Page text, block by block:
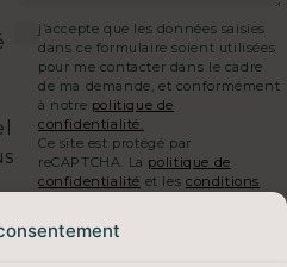
j’accepte que les données saisies
dans ce formulaire soient utilisées
pour me contacter dans le cadre
de ma demande, et conformément
à notre politique de
confidentialité.
Ce site est protégé par
reCAPTCHA. La politique de
confidentialité et les conditions